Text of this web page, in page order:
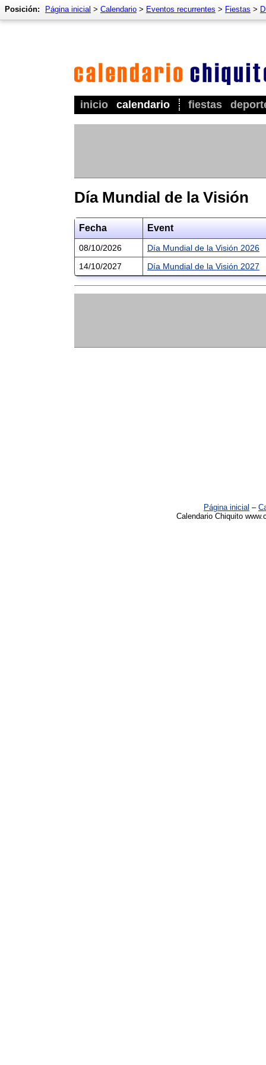
inicio calendario fiestas
Posición: Página inicial > Calendario > Eventos recurrentes > Fiestas >
Día Mundial de la Visión
Fecha Event
08/10/2026
Día Mundial de la Visión 2026
14/10/2027
Día Mundial de la Visión 2027
Página inicial –
Calendario Chiquito